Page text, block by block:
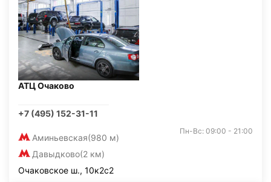
АТЦ Очаково
+7 (495) 152-31-11
Аминьевская(980 м)
Давыдково(2 км)
Пн-Вс: 09:00 - 21:00
Очаковское ш., 10к2с2